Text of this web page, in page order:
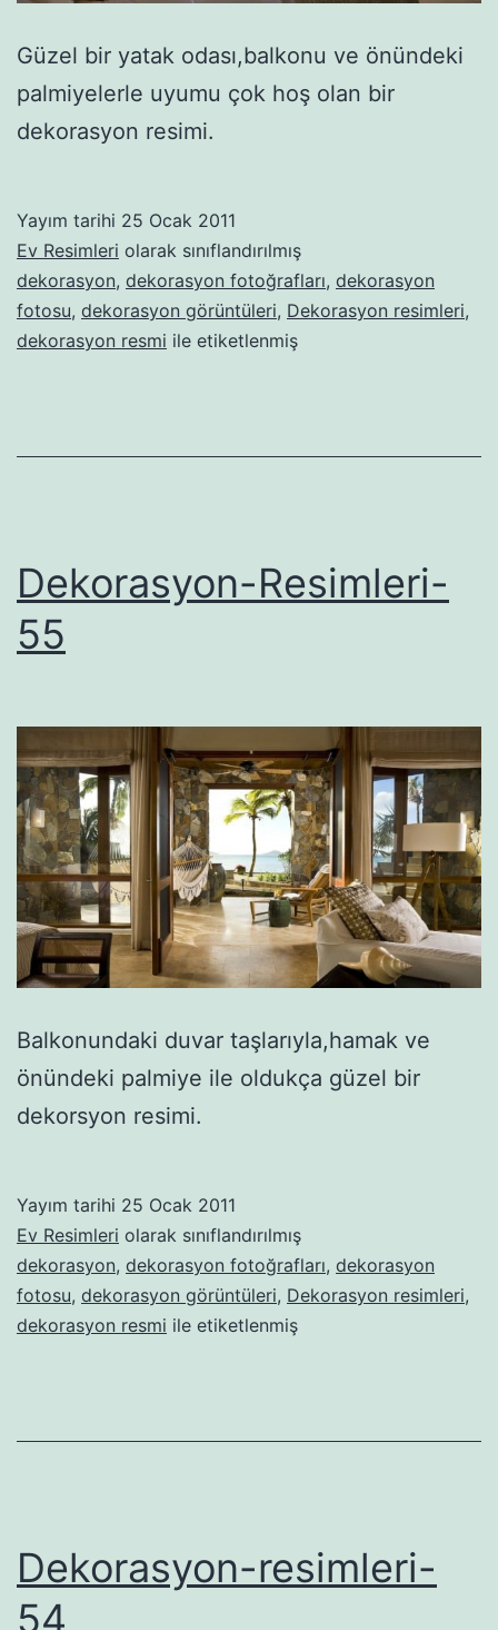
Güzel bir yatak odası,balkonu ve önündeki
palmiyelerle uyumu çok hoş olan bir
dekorasyon resimi.
Yayım tarihi 25 Ocak 2011
Ev Resimleri olarak sınıflandırılmış
dekorasyon, dekorasyon fotoğrafları, dekorasyon
fotosu, dekorasyon görüntüleri, Dekorasyon resimleri,
dekorasyon resmi ile etiketlenmiş
Dekorasyon-Resimleri-
55
Balkonundaki duvar taşlarıyla,hamak ve
önündeki palmiye ile oldukça güzel bir
dekorsyon resimi.
Yayım tarihi 25 Ocak 2011
Ev Resimleri olarak sınıflandırılmış
dekorasyon, dekorasyon fotoğrafları, dekorasyon
fotosu, dekorasyon görüntüleri, Dekorasyon resimleri,
dekorasyon resmi ile etiketlenmiş
Dekorasyon-resimleri-
54